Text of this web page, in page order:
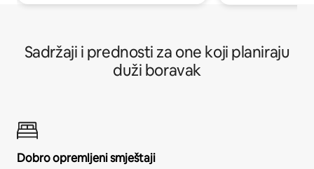
Sadržaji i prednosti za one koji planiraju
duži boravak
Dobro opremljeni smještaji